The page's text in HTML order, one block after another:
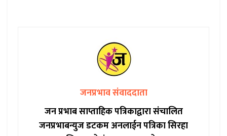
जनप्रभाव संवाददाता
जन प्रभाब साप्ताहिक पत्रिकाद्वारा संचालित
जनप्रभाबन्युज डटकम अनलाईन पत्रिका सिरहा